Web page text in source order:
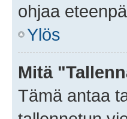
ohjaa
Ylös
Mitä
Tämä antaa